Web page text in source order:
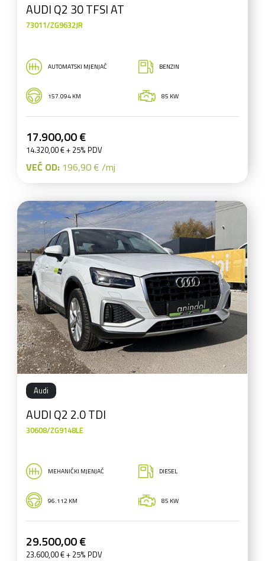
AUDI Q2 30 TFSI AT
73011/ZG9632JR
AUTOMATSKI MJENJAČ BENZIN
157.094 KM 85 KW
17.900,00 €
14.320,00 € + 25% PDV
VEĆ OD: 196,90 € /mj
Audi
AUDI Q2 2.0 TDI
30608/ZG9148LE
MEHANIČKI MJENJAČ DIESEL
96.112 KM 85 KW
29.500,00 €
23.600,00 € + 25% PDV